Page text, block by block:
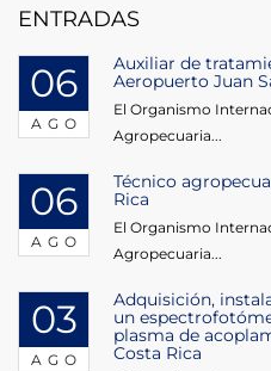
ENTRADAS
06
AGO
Auxiliar de
Aeropuerto Juan
El Organismo
Agropecuaria...
06
AGO
Técnico
Rica
El Organismo
Agropecuaria...
03
AGO
Adquisición,
un
plasma de
Costa Rica